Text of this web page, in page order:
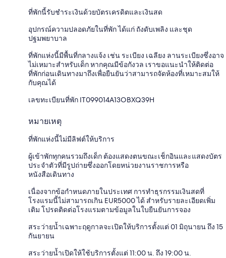
ที่พักนี้รับชำระเงินด้วยบัตรเครดิตและเงินสด
อุปกรณ์ความปลอดภัยในที่พัก ได้แก่ ถังดับเพลิง และชุด
ปฐมพยาบาล
ที่พักแห่งนี้มีพื้นที่กลางแจ้ง เช่น ระเบียง เฉลียง ลานระเบียงซึ่งอาจ
ไม่เหมาะสำหรับเด็ก หากคุณมีข้อกังวล เราขอแนะนำให้ติดต่อ
ที่พักก่อนเดินทางมาถึงเพื่อยืนยันว่าสามารถจัดห้องที่เหมาะสมให้
กับคุณได้
เลขทะเบียนที่พัก IT099014A13OBXQ39H
หมายเหตุ
ที่พักแห่งนี้ไม่มีลิฟต์ให้บริการ
ผู้เข้าพักทุกคนรวมถึงเด็ก ต้องแสดงตนขณะเช็กอินและแสดงบัตร
ประจำตัวที่มีรูปถ่ายซึ่งออกโดยหน่วยงานราชการหรือ
หนังสือเดินทาง
เนื่องจากข้อกำหนดภายในประเทศ การทำธุรกรรมเงินสดที่
โรงแรมนี้ไม่สามารถเกิน EUR5000 ได้ สำหรับรายละเอียดเพิ่ม
เติม โปรดติดต่อโรงแรมตามข้อมูลในใบยืนยันการจอง
สระว่ายน้ำเฉพาะฤดูกาลจะเปิดให้บริการตั้งแต่ 01 มิถุนายน ถึง 15
กันยายน
สระว่ายน้ำเปิดให้ใช้บริการตั้งแต่ 11:00 น. ถึง 19:00 น.